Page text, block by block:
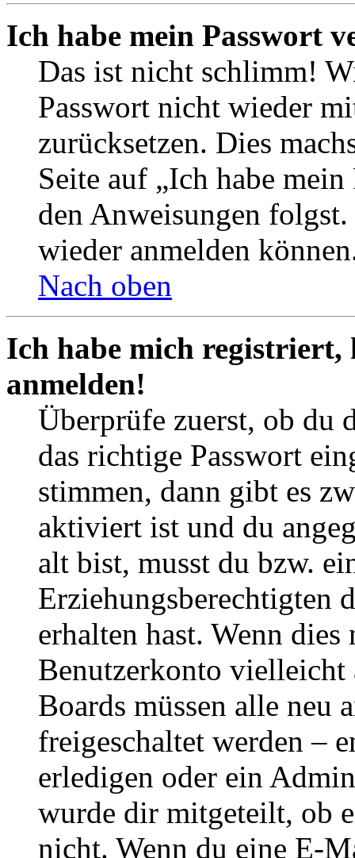
Ich habe mein Passwort
Das ist nicht schlimm!
Passwort nicht wieder
zurücksetzen. Dies
Seite auf „Ich habe
den Anweisungen
wieder anmelden
Nach oben
Ich habe mich
anmelden!
Überprüfe zuerst, ob du
das richtige Passwort
stimmen, dann gibt es
aktiviert ist und du
alt bist, musst du bzw.
Erziehungsberechtigten
erhalten hast. Wenn
Benutzerkonto
Boards müssen alle neu
freigeschaltet werden –
erledigen oder ein
wurde dir mitgeteilt, ob
nicht. Wenn du eine E-